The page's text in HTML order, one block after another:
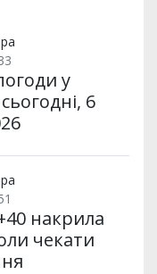
у
6
накрила
чекати